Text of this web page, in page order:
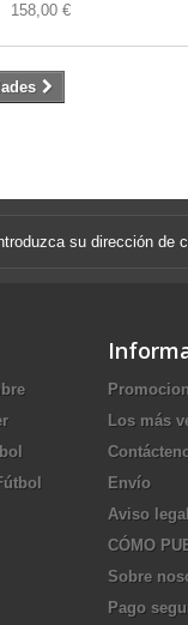
158,00 €
Los más
Envío
Aviso legal
CÓMO
Sobre
Pago